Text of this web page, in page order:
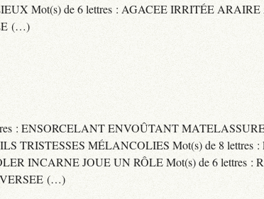
Mot(s) de 6 lettres : AGACEE IRRITÉE
(…)
: ENSORCELANT ENVOÛTANT
TRISTESSES MÉLANCOLIES Mot(s) de 8 lettres
INCARNE JOUE UN RÔLE Mot(s) de 6 lettres :
(…)